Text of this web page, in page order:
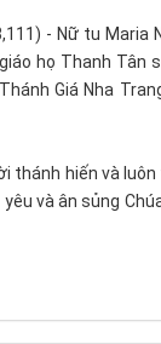
- Nữ tu Maria
họ Thanh
Giá Nha
thánh hiến và
và ân sủng